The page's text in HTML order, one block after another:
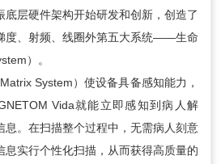
底层硬件架构开始研发和创新，创造了
度、射频、线圈外第五大系统——生命
）。
System）使设备具备感知能力，
Vida就能立即感知到病人解
息。在扫描整个过程中，无需病人刻意
息实行个性化扫描，从而获得高质量的